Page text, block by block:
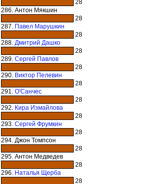
28
286. Антон Мякшин
28
287. Павел Марушкин
28
288. Дмитрий Дашко
28
289. Сергей Павлов
28
290. Виктор Пелевин
28
291. О'Санчес
28
292. Кира Измайлова
28
293. Сергей Фрумкин
28
294. Джон Томпсон
28
295. Антон Медведев
28
296. Наталья Щерба
28